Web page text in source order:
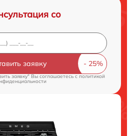
со
заявку
заявку" Вы соглашаетесь cполитикой